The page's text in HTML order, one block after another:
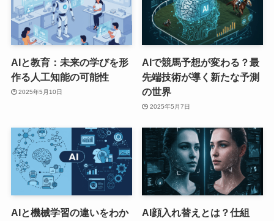
AIと教育：未来の学びを形
作る人工知能の可能性
2025年5月10日
AIで競馬予想が変わる？最
先端技術が導く新たな予測
の世界
2025年5月7日
AIと機械学習の違いをわか
AI顔入れ替えとは？仕組